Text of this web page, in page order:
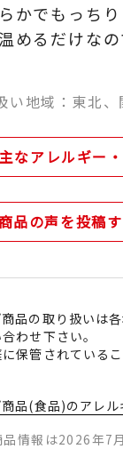
かでもっち
めるだけな
い地域：東北
主なアレルギー
商品の声を投稿
品の取り扱いは
わせ下さい。
に保管されている
品(食品)のアレ
品情報は2026年7